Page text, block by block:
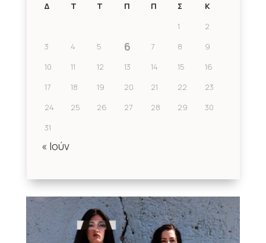
Δ Τ Τ Π Π Σ
Κ
1
2
3
4 5 6 7 8
9
10
11 12 13 14 15
16
17
18 19 20 21 22
23
24
25 26 27 28 29
30
31
« Ιούν